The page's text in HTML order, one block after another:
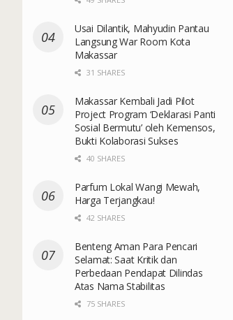
Usai Dilantik, Mahyudin Pantau
Langsung War Room Kota
Makassar
31 SHARES
Makassar Kembali Jadi Pilot
Project Program ‘Deklarasi Panti
Sosial Bermutu’ oleh Kemensos,
Bukti Kolaborasi Sukses
40 SHARES
Parfum Lokal Wangi Mewah,
Harga Terjangkau!
42 SHARES
Benteng Aman Para Pencari
Selamat: Saat Kritik dan
Perbedaan Pendapat Dilindas
Atas Nama Stabilitas
75 SHARES